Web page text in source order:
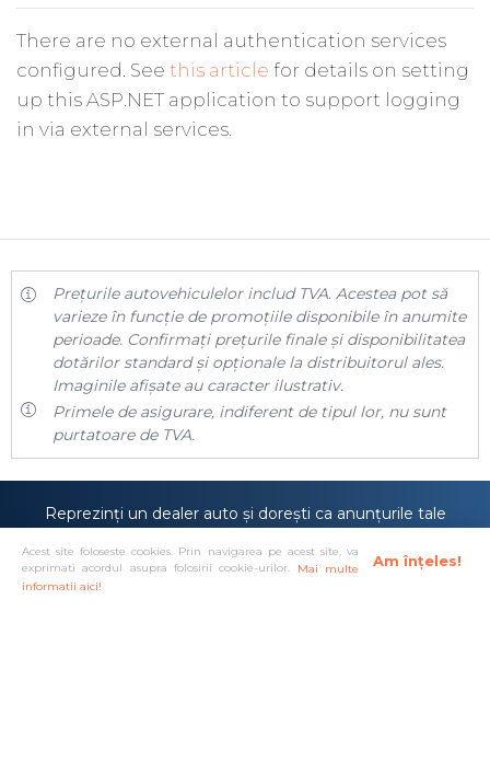
Acest site foloseste cookies. Prin navigarea pe acest site, va
exprimati acordul asupra folosirii cookie-urilor.
Mai multe
informatii aici!
Am înțeles!
There are no external authentication services
configured. See this article for details on setting
up this ASP.NET application to support logging
in via external services.
Prețurile autovehiculelor includ TVA. Acestea pot să
varieze în funcție de promoțiile disponibile în anumite
perioade. Confirmați prețurile finale și disponibilitatea
dotărilor standard și opționale la distribuitorul ales.
Imaginile afișate au caracter ilustrativ.
Primele de asigurare, indiferent de tipul lor, nu sunt
purtatoare de TVA.
Reprezinți un dealer auto și dorești ca anunțurile tale
anunțurile tale sunt deja prezente pe site-ul nostru,